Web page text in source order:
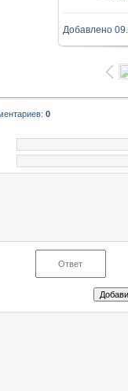
Добавлено
: 0